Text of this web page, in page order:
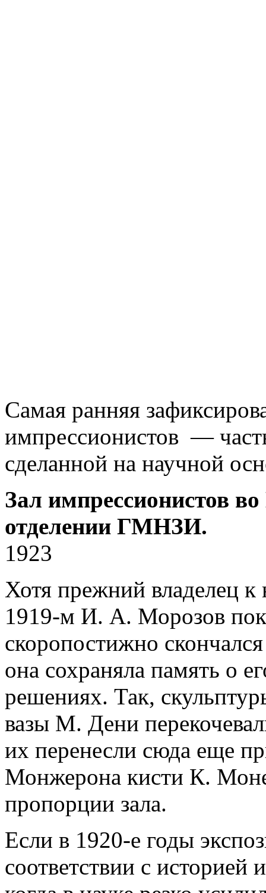
Самая ранняя
импрессионистов —
сделанной на научной
Зал импрессионистов
отделении ГМНЗИ.
1923
Хотя прежний владелец
1919-м И. А. Морозов
скоропостижно
она сохраняла память о
решениях. Так,
вазы М. Дени
их перенесли сюда еще
Монжерона кисти К.
пропорции зала.
Если в 1920-е годы
соответствии с историей